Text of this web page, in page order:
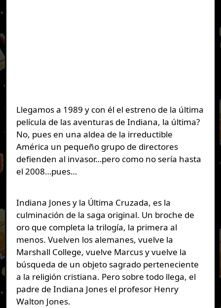
Llegamos a 1989 y con él el estreno de la última
película de las aventuras de Indiana, la última?
No, pues en una aldea de la irreductible
América un pequeño grupo de directores
defienden al invasor…pero como no sería hasta
el 2008…pues…
Indiana Jones y la Última Cruzada, es la
culminación de la saga original. Un broche de
oro que completa la trilogía, la primera al
menos. Vuelven los alemanes, vuelve la
Marshall College, vuelve Marcus y vuelve la
búsqueda de un objeto sagrado perteneciente
a la religión cristiana. Pero sobre todo llega, el
padre de Indiana Jones el profesor Henry
Walton Jones.